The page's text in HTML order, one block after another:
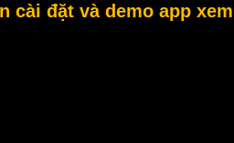
cài đặt và demo app